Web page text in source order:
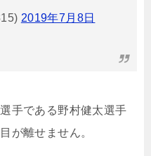
2019年7月8日
手である野村健太選手
が離せません。